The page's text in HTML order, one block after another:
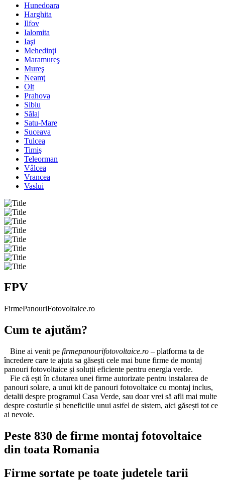
Hunedoara
Harghita
Ilfov
Ialomita
Iaşi
Mehedinţi
Maramureş
Mureş
Neamţ
Olt
Prahova
Sibiu
Sălaj
Satu-Mare
Suceava
Tulcea
Timiş
Teleorman
Vâlcea
Vrancea
Vaslui
FPV
FirmePanouriFotovoltaice.ro
Cum te ajutăm?
Bine ai venit pe firmepanourifotovoltaice.ro – platforma ta de
încredere care te ajuta sa găsești cele mai bune firme de montaj
panouri fotovoltaice și soluții eficiente pentru energia verde.
Fie că ești în căutarea unei firme autorizate pentru instalarea de
panouri solare, a unui kit de panouri fotovoltaice cu montaj inclus,
detalii despre programul Casa Verde, sau doar vrei să afli mai multe
despre costurile și beneficiile unui astfel de sistem, aici găsești tot ce
ai nevoie.
Peste 830 de firme montaj fotovoltaice
din toata Romania
Firme sortate pe toate judetele tarii